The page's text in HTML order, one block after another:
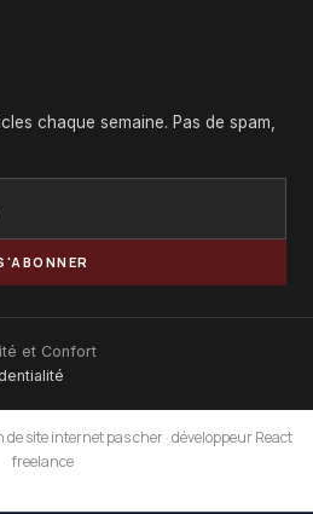
chaque semaine. Pas de spam,
et Confort
de site internet pas cher·développeur React
freelance